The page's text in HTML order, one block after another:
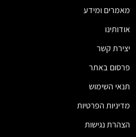
מאמרים ומידע
אודותינו
יצירת קשר
פרסום באתר
תנאי השימוש
מדיניות הפרטיות
הצהרת נגישות